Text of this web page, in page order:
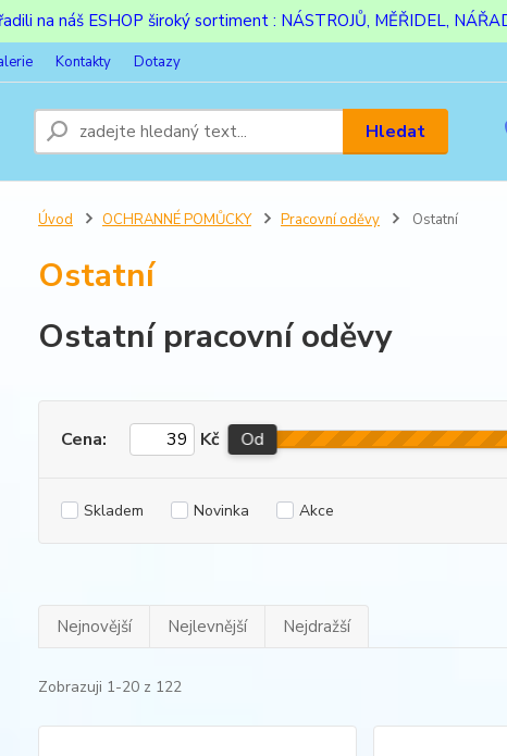
na náš ESHOP široký sortiment : NÁSTROJŮ, MĚŘIDEL,
Kontakty Dotazy
Hledat
Úvod OCHRANNÉ POMŮCKY Pracovní oděvy Ostatní
Ostatní
Ostatní pracovní oděvy
Cena: Kč Od
Skladem Novinka Akce
Nejnovější Nejlevnější Nejdražší
Zobrazuji 1-20 z 122